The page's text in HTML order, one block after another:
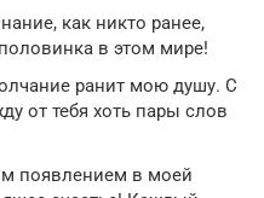
как никто ранее,
в этом мире!
ранит мою душу. С
от тебя хоть пары слов
появлением в моей